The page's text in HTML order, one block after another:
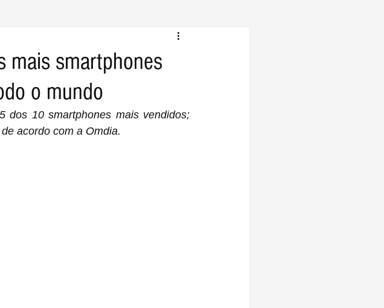
mais smartphones
o mundo
dos 10 smartphones mais vendidos;
acordo com a Omdia.